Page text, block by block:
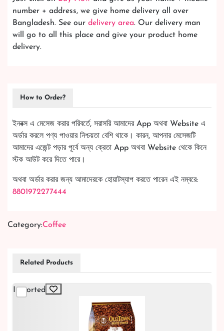
number + address, we give home delivery all over
Bangladesh. See our delivery area. Our delivery man
will go to all this place and give your product home
delivery.
How to Order?
ইনবক্স এ মেসেজ করার পরিবর্তে, সরাসরি আমাদের App অথবা Website এ
অর্ডার করলে পণ্য পাওয়ার নিশ্চয়তা বেশি থাকে। কারন, আপনার মেসেজটি
আমাদের এজেন্ট পড়ার পূর্বে অন্য ক্রেতা App অথবা Website থেকে কিনে
স্টক আউট করে দিতে পারে।
অথবা অর্ডার করার জন্য আমাদেরকে হোয়াটস্যাপ করতে পারেন এই নম্বরে:
8801972277444
Category:Coffee
Related Products
Imported